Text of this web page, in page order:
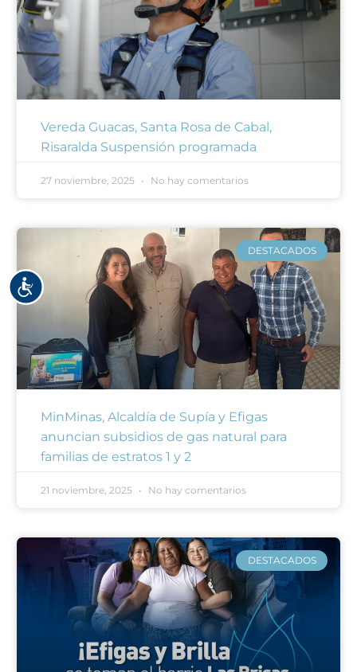
Accesibilidad
Vereda Guacas, Santa Rosa de Cabal,
Risaralda Suspensión programada
27 noviembre, 2025 No hay comentarios
DESTACADOS
MinMinas, Alcaldía de Supía y Efigas
anuncian subsidios de gas natural para
familias de estratos 1 y 2
21 noviembre, 2025 No hay comentarios
DESTACADOS